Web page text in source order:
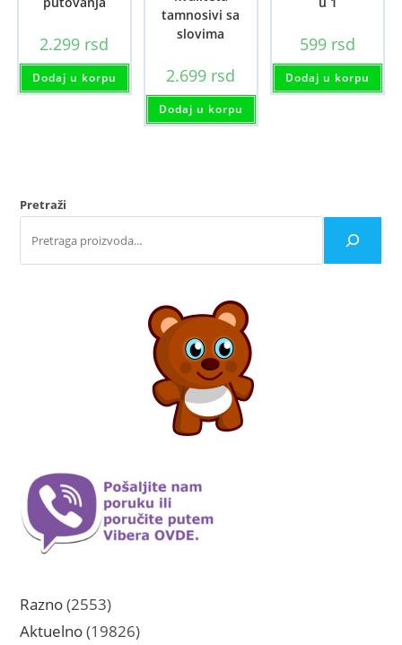
2.299 rsd
Dodaj u korpu
tamnosivi sa
slovima
2.699 rsd
Dodaj u korpu
599 rsd
Dodaj u korpu
Pretraži
Razno 25532553
proizvoda
Aktuelno 1982619826